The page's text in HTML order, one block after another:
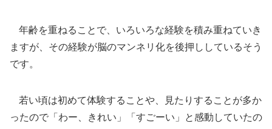
年齢を重ねることで、いろいろな経験を積み重ねていき
ますが、その経験が脳のマンネリ化を後押ししているそう
です。
若い頃は初めて体験することや、見たりすることが多か
ったので「わー、きれい」「すごーい」と感動していたの